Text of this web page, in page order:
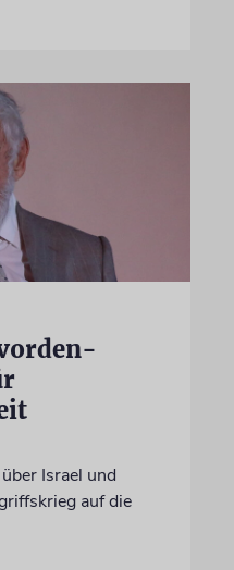
Israel und
auf die